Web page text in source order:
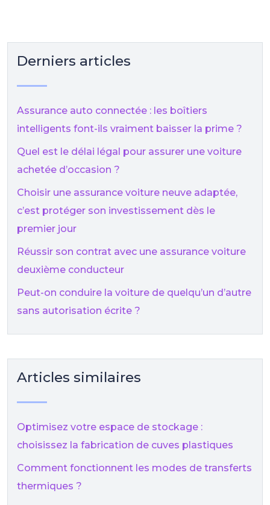
Derniers articles
Assurance auto connectée : les boîtiers
intelligents font-ils vraiment baisser la prime ?
Quel est le délai légal pour assurer une voiture
achetée d’occasion ?
Choisir une assurance voiture neuve adaptée,
c’est protéger son investissement dès le
premier jour
Réussir son contrat avec une assurance voiture
deuxième conducteur
Peut-on conduire la voiture de quelqu’un d’autre
sans autorisation écrite ?
Articles similaires
Optimisez votre espace de stockage :
choisissez la fabrication de cuves plastiques
Comment fonctionnent les modes de transferts
thermiques ?